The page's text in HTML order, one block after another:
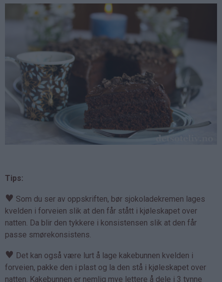
Tips:
♥ Som du ser av oppskriften, bør sjokoladekremen lages
kvelden i forveien slik at den får stått i kjøleskapet over
natten. Da blir den tykkere i konsistensen slik at den får
passe smørekonsistens.
♥ Det kan også være lurt å lage kakebunnen kvelden i
forveien, pakke den i plast og la den stå i kjøleskapet over
natten. Kakebunnen er nemlig mye lettere å dele i 3 tynne